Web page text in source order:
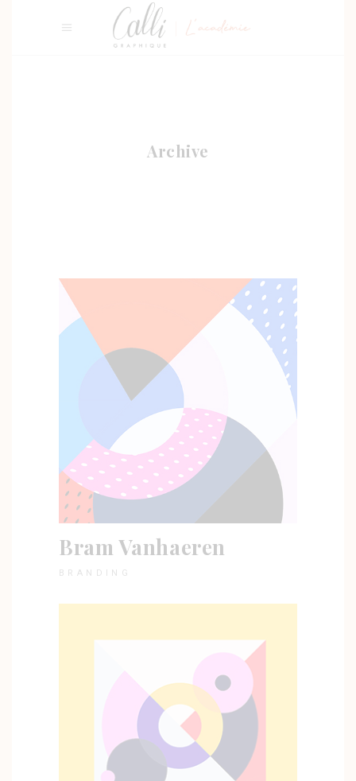
Archive
Bram Vanhaeren
BRANDING